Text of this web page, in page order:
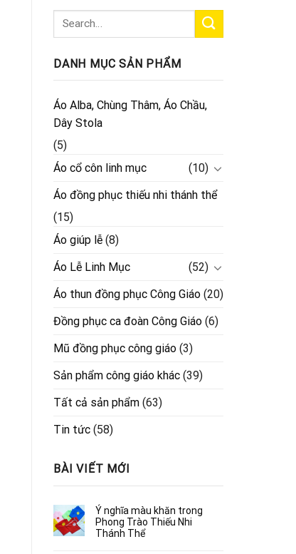
DANH MỤC SẢN PHẨM
Áo Alba, Chùng Thâm, Áo Chầu,
Dây Stola
(5)
Áo cổ côn linh mục
(10)
Áo đồng phục thiếu nhi thánh thể
(15)
Áo giúp lễ (8)
Áo Lễ Linh Mục
(52)
Áo thun đồng phục Công Giáo (20)
Đồng phục ca đoàn Công Giáo (6)
Mũ đồng phục công giáo (3)
Sản phẩm công giáo khác (39)
Tất cả sản phẩm (63)
Tin tức (58)
BÀI VIẾT MỚI
Ý nghĩa màu khăn trong
Phong Trào Thiếu Nhi
Thánh Thể